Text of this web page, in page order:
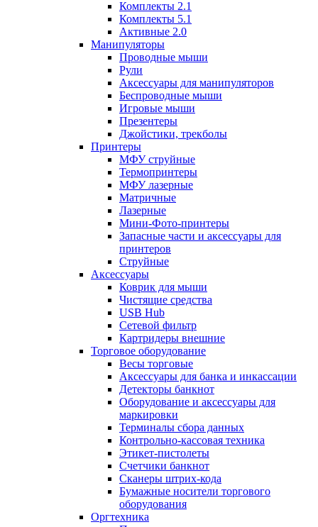
Комплекты 2.1
Комплекты 5.1
Активные 2.0
Манипуляторы
Проводные мыши
Рули
Аксессуары для манипуляторов
Беспроводные мыши
Игровые мыши
Презентеры
Джойстики, трекболы
Принтеры
МФУ струйные
Термопринтеры
МФУ лазерные
Матричные
Лазерные
Мини-Фото-принтеры
Запасные части и аксессуары для
принтеров
Струйные
Аксессуары
Коврик для мыши
Чистящие средства
USB Hub
Сетевой фильтр
Картридеры внешние
Торговое оборудование
Весы торговые
Аксессуары для банка и инкассации
Детекторы банкнот
Оборудование и аксессуары для
маркировки
Терминалы сбора данных
Контрольно-кассовая техника
Этикет-пистолеты
Счетчики банкнот
Сканеры штрих-кода
Бумажные носители торгового
оборудования
Оргтехника